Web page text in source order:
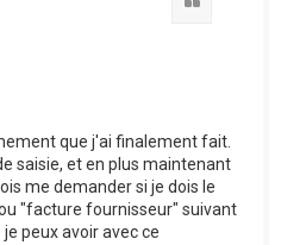
que j'ai finalement fait.
saisie, et en plus maintenant
me demander si je dois le
"facture fournisseur" suivant
peux avoir avec ce